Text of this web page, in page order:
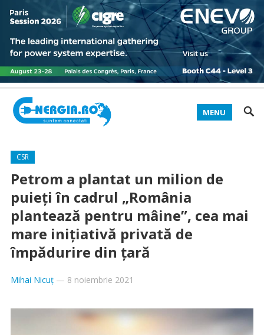
MENU
CSR
Petrom a plantat un milion de
puieți în cadrul „România
plantează pentru mâine”, cea mai
mare inițiativă privată de
împădurire din țară
Mihai Nicuț— 8 noiembrie 2021